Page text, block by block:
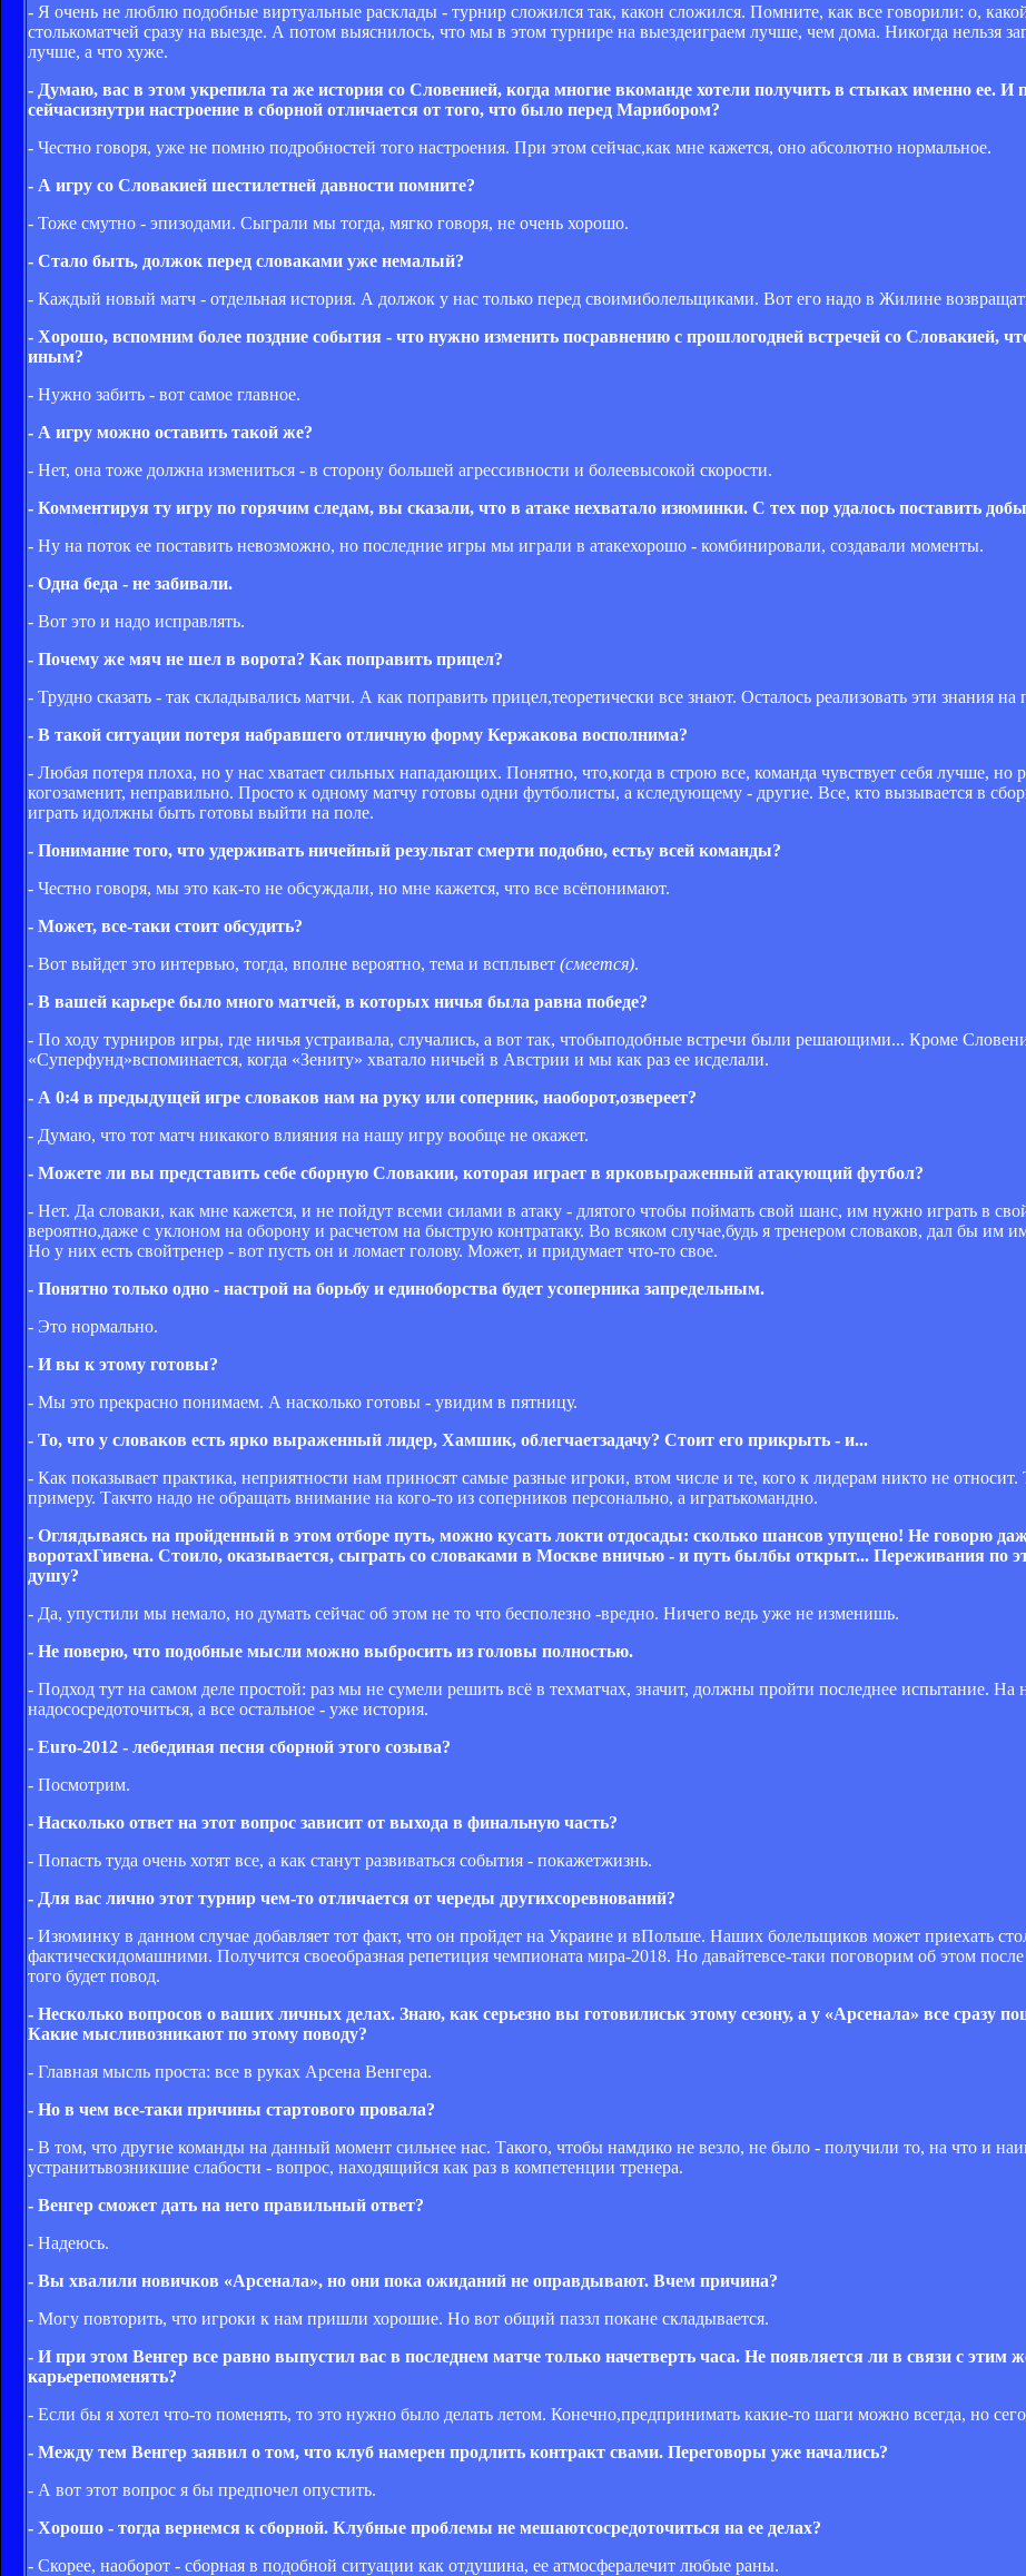
- Я очень не люблю подобные виртуальные расклады - турнир сложился так, какон сложился. Помните, как все говорили: о,
столькоматчей сразу на выезде. А потом выяснилось, что мы в этом турнире на выездеиграем лучше, чем дома. Никогда нельзя
лучше, а что хуже.
- Думаю, вас в этом укрепила та же история со Словенией, когда многие вкоманде хотели получить в стыках именно ее.
сейчасизнутри настроение в сборной отличается от того, что было перед Марибором?
- Честно говоря, уже не помню подробностей того настроения. При этом сейчас,как мне кажется, оно абсолютно нормальное.
- А игру со Словакией шестилетней давности помните?
- Тоже смутно - эпизодами. Сыграли мы тогда, мягко говоря, не очень хорошо.
- Стало быть, должок перед словаками уже немалый?
- Каждый новый матч - отдельная история. А должок у нас только перед своимиболельщиками. Вот его надо в Жилине
- Хорошо, вспомним более поздние события - что нужно изменить посравнению с прошлогодней встречей со Словакией,
иным?
- Нужно забить - вот самое главное.
- А игру можно оставить такой же?
- Нет, она тоже должна измениться - в сторону большей агрессивности и болеевысокой скорости.
- Комментируя ту игру по горячим следам, вы сказали, что в атаке нехватало изюминки. С тех пор удалось поставить
- Ну на поток ее поставить невозможно, но последние игры мы играли в атакехорошо - комбинировали, создавали моменты.
- Одна беда - не забивали.
- Вот это и надо исправлять.
- Почему же мяч не шел в ворота? Как поправить прицел?
- Трудно сказать - так складывались матчи. А как поправить прицел,теоретически все знают. Осталось реализовать эти знания на
- В такой ситуации потеря набравшего отличную форму Кержакова восполнима?
- Любая потеря плоха, но у нас хватает сильных нападающих. Понятно, что,когда в строю все, команда чувствует себя лучше, но
когозаменит, неправильно. Просто к одному матчу готовы одни футболисты, а кследующему - другие. Все, кто вызывается в
играть идолжны быть готовы выйти на поле.
- Понимание того, что удерживать ничейный результат смерти подобно, естьу всей команды?
- Честно говоря, мы это как-то не обсуждали, но мне кажется, что все всёпонимают.
- Может, все-таки стоит обсудить?
- Вот выйдет это интервью, тогда, вполне вероятно, тема и всплывет (смеется).
- В вашей карьере было много матчей, в которых ничья была равна победе?
- По ходу турниров игры, где ничья устраивала, случались, а вот так, чтобыподобные встречи были решающими... Кроме
«Суперфунд»вспоминается, когда «Зениту» хватало ничьей в Австрии и мы как раз ее исделали.
- А 0:4 в предыдущей игре словаков нам на руку или соперник, наоборот,озвереет?
- Думаю, что тот матч никакого влияния на нашу игру вообще не окажет.
- Можете ли вы представить себе сборную Словакии, которая играет в ярковыраженный атакующий футбол?
- Нет. Да словаки, как мне кажется, и не пойдут всеми силами в атаку - длятого чтобы поймать свой шанс, им нужно играть в
вероятно,даже с уклоном на оборону и расчетом на быструю контратаку. Во всяком случае,будь я тренером словаков, дал бы им
Но у них есть свойтренер - вот пусть он и ломает голову. Может, и придумает что-то свое.
- Понятно только одно - настрой на борьбу и единоборства будет усоперника запредельным.
- Это нормально.
- И вы к этому готовы?
- Мы это прекрасно понимаем. А насколько готовы - увидим в пятницу.
- То, что у словаков есть ярко выраженный лидер, Хамшик, облегчаетзадачу? Стоит его прикрыть - и...
- Как показывает практика, неприятности нам приносят самые разные игроки, втом числе и те, кого к лидерам никто не
примеру. Такчто надо не обращать внимание на кого-то из соперников персонально, а игратькомандно.
- Оглядываясь на пройденный в этом отборе путь, можно кусать локти отдосады: сколько шансов упущено! Не говорю
воротахГивена. Стоило, оказывается, сыграть со словаками в Москве вничью - и путь былбы открыт... Переживания по
душу?
- Да, упустили мы немало, но думать сейчас об этом не то что бесполезно -вредно. Ничего ведь уже не изменишь.
- Не поверю, что подобные мысли можно выбросить из головы полностью.
- Подход тут на самом деле простой: раз мы не сумели решить всё в техматчах, значит, должны пройти последнее испытание. На
надососредоточиться, а все остальное - уже история.
- Euro-2012 - лебединая песня сборной этого созыва?
- Посмотрим.
- Насколько ответ на этот вопрос зависит от выхода в финальную часть?
- Попасть туда очень хотят все, а как станут развиваться события - покажетжизнь.
- Для вас лично этот турнир чем-то отличается от череды другихсоревнований?
- Изюминку в данном случае добавляет тот факт, что он пройдет на Украине и вПольше. Наших болельщиков может приехать
фактическидомашними. Получится своеобразная репетиция чемпионата мира-2018. Но давайтевсе-таки поговорим об этом после
того будет повод.
- Несколько вопросов о ваших личных делах. Знаю, как серьезно вы готовилиськ этому сезону, а у «Арсенала» все сразу
Какие мысливозникают по этому поводу?
- Главная мысль проста: все в руках Арсена Венгера.
- Но в чем все-таки причины стартового провала?
- В том, что другие команды на данный момент сильнее нас. Такого, чтобы намдико не везло, не было - получили то, на что и
устранитьвозникшие слабости - вопрос, находящийся как раз в компетенции тренера.
- Венгер сможет дать на него правильный ответ?
- Надеюсь.
- Вы хвалили новичков «Арсенала», но они пока ожиданий не оправдывают. Вчем причина?
- Могу повторить, что игроки к нам пришли хорошие. Но вот общий паззл покане складывается.
- И при этом Венгер все равно выпустил вас в последнем матче только начетверть часа. Не появляется ли в связи с этим
карьерепоменять?
- Если бы я хотел что-то поменять, то это нужно было делать летом. Конечно,предпринимать какие-то шаги можно всегда, но
- Между тем Венгер заявил о том, что клуб намерен продлить контракт свами. Переговоры уже начались?
- А вот этот вопрос я бы предпочел опустить.
- Хорошо - тогда вернемся к сборной. Клубные проблемы не мешаютсосредоточиться на ее делах?
- Скорее, наоборот - сборная в подобной ситуации как отдушина, ее атмосфералечит любые раны.